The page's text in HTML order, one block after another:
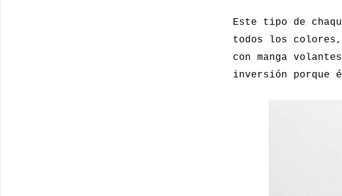
Este tipo de
todos los colores,
con manga
inversión porque